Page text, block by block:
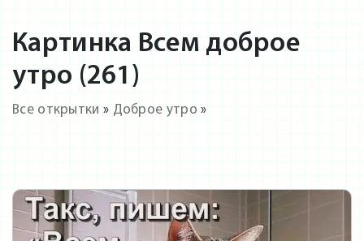
Картинка Всем доброе
утро (261)
Все открытки » Доброе утро »